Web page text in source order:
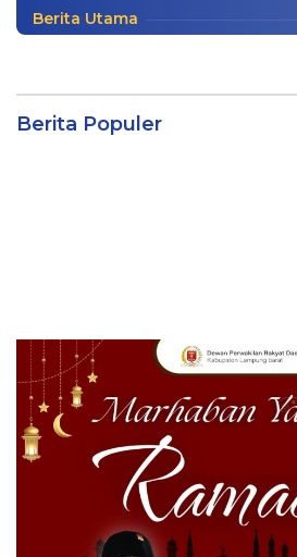
Berita Utama
Berita Populer